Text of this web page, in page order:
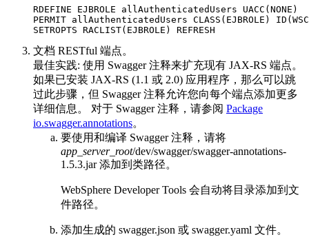
RDEFINE EJBROLE allAuthenticatedUsers UACC(NONE)
PERMIT allAuthenticatedUsers CLASS(EJBROLE)
SETROPTS RACLIST(EJBROLE) REFRESH
文档 RESTful 端点。
最佳实践: 使用 Swagger 注释来扩充现有 JAX-RS 端点。
如果已安装 JAX-RS (1.1 或 2.0) 应用程序，那么可以跳
过此步骤，但 Swagger 注释允许您向每个端点添加更多
详细信息。 对于 Swagger 注释，请参阅 Package
io.swagger.annotations。
要使用和编译 Swagger 注释，请将
app_server_root/dev/swagger/swagger-annotations-
1.5.3.jar添加到类路径。
WebSphere Developer Tools 会自动将目录添加到文
件路径。
添加生成的 swagger.json 或 swagger.yaml 文件。